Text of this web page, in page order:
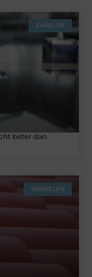
ZAKELIJK
beter dan
WINKELEN